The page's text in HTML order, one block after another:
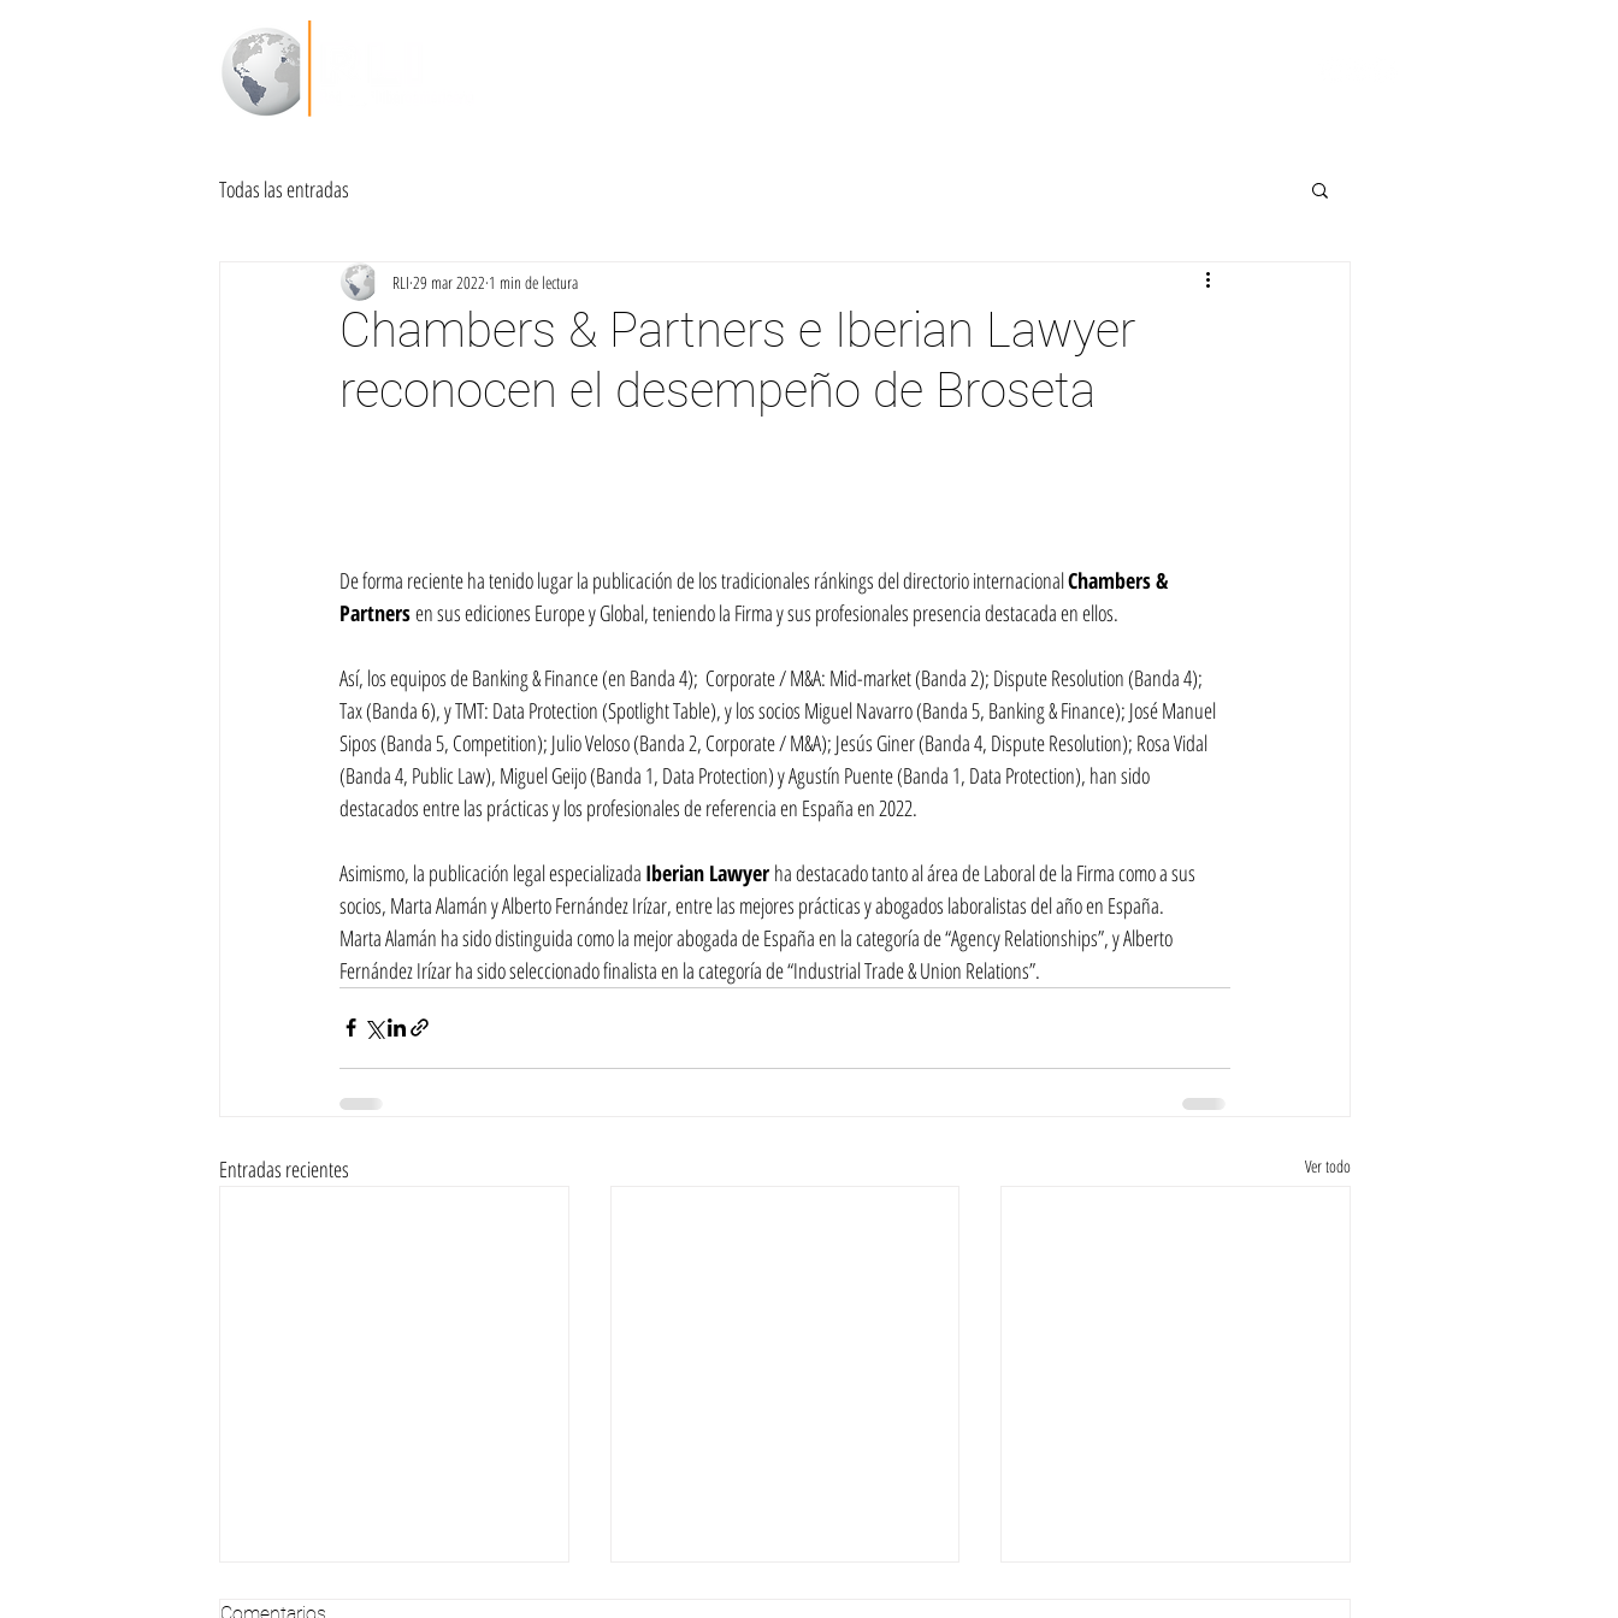
Todas las entradas
Chambers & Partners e Iberian Lawyer
reconocen el desempeño de Broseta
RLI 29 mar 2022 1 min de lectura
De forma reciente ha tenido lugar la publicación de los tradicionales ránkings del directorio internacional Chambers &
Partners en sus ediciones Europe y Global, teniendo la Firma y sus profesionales presencia destacada en ellos.
Así, los equipos de Banking & Finance (en Banda 4);  Corporate / M&A: Mid-market (Banda 2); Dispute Resolution (Banda 4);
Tax (Banda 6), y TMT: Data Protection (Spotlight Table), y los socios Miguel Navarro (Banda 5, Banking & Finance); José Manuel
Sipos (Banda 5, Competition); Julio Veloso (Banda 2, Corporate / M&A); Jesús Giner (Banda 4, Dispute Resolution); Rosa Vidal
(Banda 4, Public Law), Miguel Geijo (Banda 1, Data Protection) y Agustín Puente (Banda 1, Data Protection), han sido
destacados entre las prácticas y los profesionales de referencia en España en 2022.
Asimismo, la publicación legal especializada Iberian Lawyer ha destacado tanto al área de Laboral de la Firma como a sus
socios, Marta Alamán y Alberto Fernández Irízar, entre las mejores prácticas y abogados laboralistas del año en España.
Marta Alamán ha sido distinguida como la mejor abogada de España en la categoría de “Agency Relationships”, y Alberto
Fernández Irízar ha sido seleccionado finalista en la categoría de “Industrial Trade & Union Relations”.
Entradas recientes Ver todo